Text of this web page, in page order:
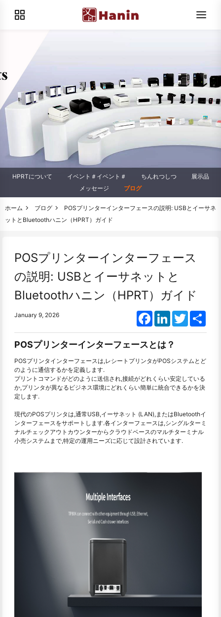
HPRTについて イベント＃イベント＃ ちんれつしつ
展示品
メッセージ
ブログ
ホーム ブログ
POSプリンターインターフェースの説明: USBとイーサネ
ットとBluetoothハニン（HPRT）ガイド
POSプリンターインターフェース
の説明: USBとイーサネットと
Bluetoothハニン（HPRT）ガイド
January 9, 2026 FacebookLinkedInTwitter
POSプリンターインターフェースとは？
POSプリンタインターフェースは,レシートプリンタがPOSシステムとど
のように通信するかを定義します.
プリントコマンドがどのように送信され,接続がどれくらい安定している
か,プリンタが異なるビジネス環境にどれくらい簡単に統合できるかを決
定します.
現代のPOSプリンタは,通常USB,イーサネット (LAN),またはBluetoothイ
ンターフェースをサポートします.各インターフェースは,シングルターミ
ナルチェックアウトカウンターからクラウドベースのマルチターミナル
小売システムまで,特定の運用ニーズに応じて設計されています.